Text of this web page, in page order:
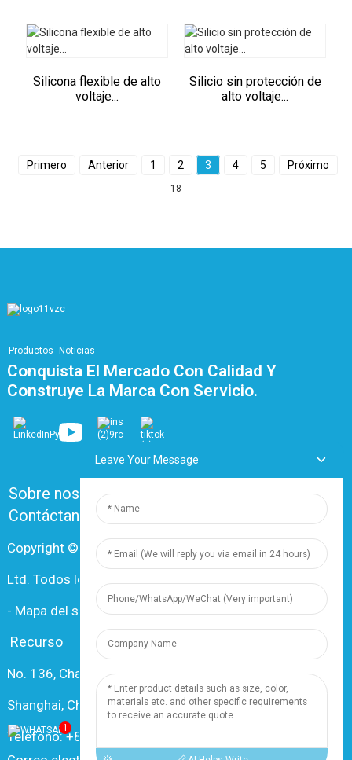
Silicona flexible de alto
voltaje...
Silicio sin protección de
alto voltaje...
Primero Anterior 1 2 3 4 5 Próximo
18
Productos Noticias
Conquista El Mercado Con Calidad Y
Construye La Marca Con Servicio.
Sobre nosotros Preguntas frecuentes
Contáctanos
Copyright © 2024 Shanghai Dingzun Electric & Cable Co.,
Ltd. Todos los derechos reservados.
- Mapa del sitio - Recursos
Recurso
No. 136, Changxiang Rd., Nanxiang Town, 201802,
Shanghai, China
Teléfono: +86 18019377761
1
Leave Your Message